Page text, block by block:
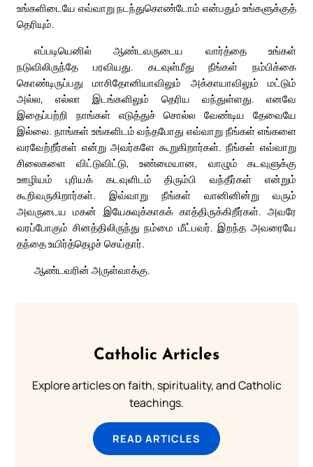
உங்களிடையே எவ்வாறு நடந்துகொண்டோம் என்பதும் உங்களுக்குத்
தெரியும்.
எப்படியெனில் ஆண்டவருடைய வார்த்தை உங்கள்
நடுவிலிருந்தே பரவியது. கடவுள்மீது நீங்கள் நம்பிக்கை
கொண்டிருப்பது மாசிதோனியாவிலும் அக்காயாவிலும் மட்டும்
அல்ல, எல்லா இடங்களிலும் தெரிய வந்துள்ளது. எனவே
இதைப்பற்றி நாங்கள் எடுத்துச் சொல்ல வேண்டிய தேவையே
இல்லை. நாங்கள் உங்களிடம் வந்தபோது எவ்வாறு நீங்கள் எங்களை
வரவேற்றீர்கள் என்று அவர்களே கூறுகிறார்கள். நீங்கள் எவ்வாறு
சிலைகளை விட்டுவிட்டு, உண்மையான, வாழும் கடவுளுக்கு
ஊழியம் புரியக் கடவுளிடம் திரும்பி வந்தீர்கள் என்றும்
கூறிவருகிறார்கள். இவ்வாறு நீங்கள் வானினின்று வரும்
அவருடைய மகன் இயேசுவுக்காகக் காத்திருக்கிறீர்கள். அவரே
வரப்போகும் சினத்திலிருந்து நம்மை மீட்பவர். இறந்த அவரையே
தந்தை உயிர்த்தெழச் செய்தார்.
ஆண்டவரின் அருள்வாக்கு.
Catholic Articles
Explore articles on faith, spirituality, and Catholic
teachings.
READ ARTICLES